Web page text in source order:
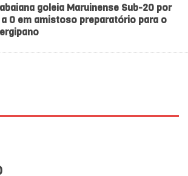
goleia Maruinense Sub-20 por
a 0 em amistoso preparatório para o